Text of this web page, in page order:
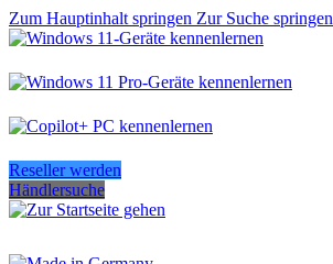
Zum Hauptinhalt springen Zur Suche springen
Reseller werden
Händlersuche